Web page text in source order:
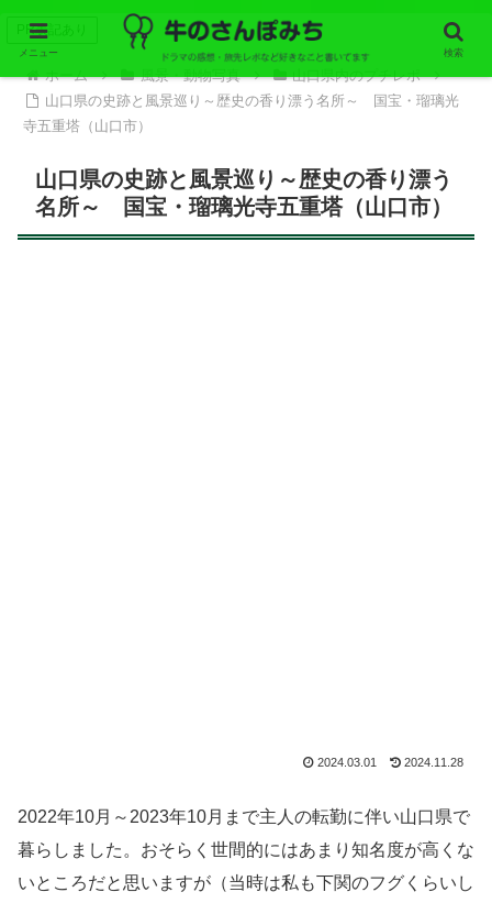
PR表記あり
ホーム 風景・動物写真
山口県内のプチレポ
山口県の史跡と風景巡り～歴史の香り漂う名所～ 国宝・瑠璃光
寺五重塔（山口市）
山口県の史跡と風景巡り～歴史の香り漂う
名所～ 国宝・瑠璃光寺五重塔（山口市）
2024.03.01 2024.11.28
2022年10月～2023年10月まで主人の転勤に伴い山口県で
暮らしました。おそらく世間的にはあまり知名度が高くな
いところだと思いますが（当時は私も下関のフグくらいし
メニュー 検索